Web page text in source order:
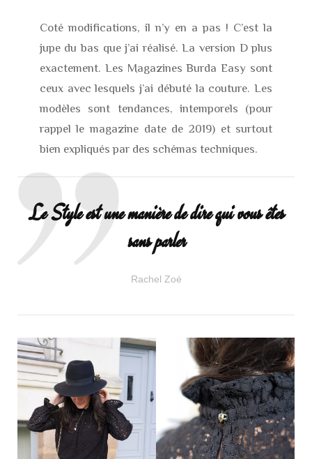
Coté modifications, il n’y en a pas ! C’est la
jupe du bas que j’ai réalisé. La version D plus
exactement. Les Magazines Burda Easy sont
ceux avec lesquels j’ai débuté la couture. Les
modèles sont tendances, intemporels (pour
rappel le magazine date de 2019) et surtout
bien expliqués par des schémas techniques.
Le Style est une manière de dire qui vous êtes
sans parler
Rachel Zoé